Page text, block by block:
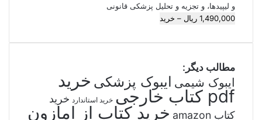
و لیپیدها، و تجزیه و تحلیل پزشکی قانونی
1,490,000 ریال – خرید
مطالب دیگر:
ایبوک شیمی ایبوک پزشکی خرید
pdf کتاب خارجی خرید استاندارد خرید
کتاب amazon
خرید کتاب از امازون